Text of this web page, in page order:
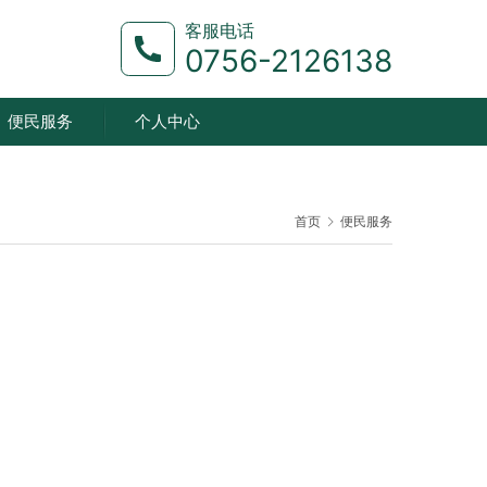
客服电话
0756-2126138
便民服务 个人中心
首页 便民服务